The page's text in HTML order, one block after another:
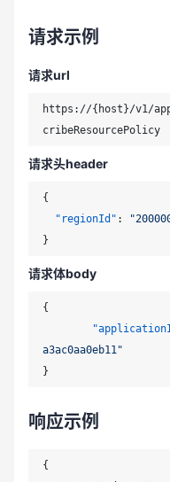
请求示例
请求url
https://{host}/v1/
cribeResourcePolicy
请求头header
{
"regionId" :
}
请求体body
{
a3ac0aa0eb11"
}
响应示例
{